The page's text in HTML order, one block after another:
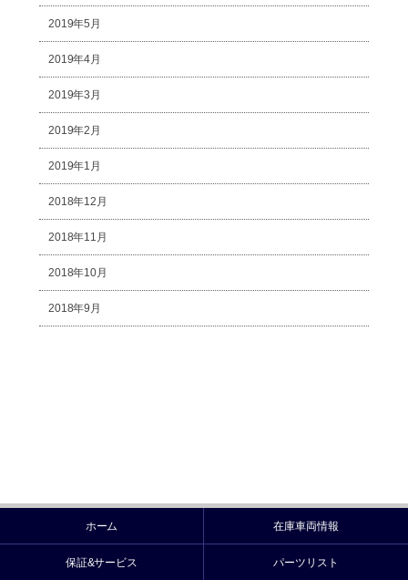
2019年5月
2019年4月
2019年3月
2019年2月
2019年1月
2018年12月
2018年11月
2018年10月
2018年9月
ホーム 在庫車両情報
保証&サービス パーツリスト